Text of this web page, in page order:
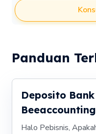
Panduan
Deposito
Beeaccounting
Halo Pebisnis,